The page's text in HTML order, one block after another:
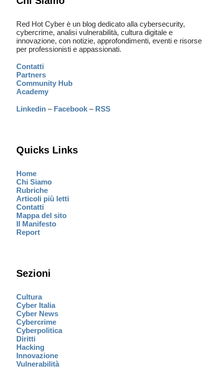
Red Hot Cyber è un blog dedicato alla cybersecurity,
cybercrime, analisi vulnerabilità, cultura digitale e
innovazione, con notizie, approfondimenti, eventi e risorse
per professionisti e appassionati.
Contatti
Partners
Community Hub
Academy
Linkedin – Facebook – RSS
Quicks Links
Home
Chi Siamo
Rubriche
Articoli più letti
Contatti
Mappa del sito
Il Manifesto
Report
Sezioni
Cultura
Cyber Italia
Cyber News
Cybercrime
Cyberpolitica
Diritti
Hacking
Innovazione
Vulnerabilità